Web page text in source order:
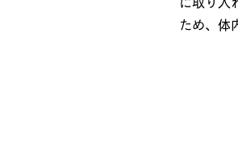
ため、体